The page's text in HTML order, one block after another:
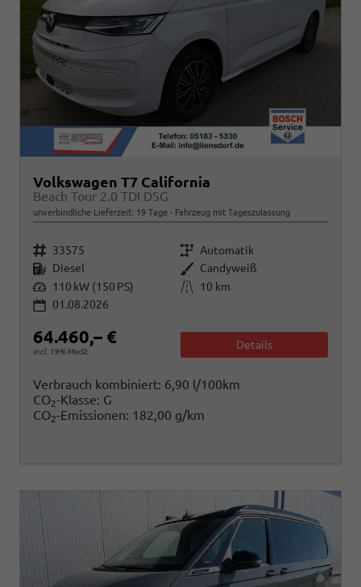
Volkswagen T7 California
Beach Tour 2.0 TDI DSG
unverbindliche Lieferzeit: 19 Tage Fahrzeug mit Tageszulassung
Fahrzeugnr. 33575 Getriebe Automatik
Kraftstoff Diesel Außenfarbe Candyweiß
Leistung 110 kW (150 PS) Kilometerstand
10 km
01.08.2026
64.460,– €
incl. 19% MwSt.
Details
Verbrauch kombiniert: 6,90 l/100km
CO2-Klasse: G
CO2-Emissionen: 182,00 g/km